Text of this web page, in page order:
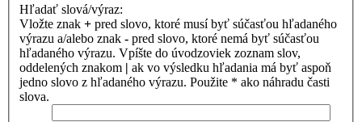
Hľadať slová/výraz:
Vložte znak + pred slovo, ktoré musí byť súčasťou hľadaného
výrazu a/alebo znak - pred slovo, ktoré nemá byť súčasťou
hľadaného výrazu. Vpíšte do úvodzoviek zoznam slov,
oddelených znakom | ak vo výsledku hľadania má byť aspoň
jedno slovo z hľadaného výrazu. Použite * ako náhradu časti
slova.